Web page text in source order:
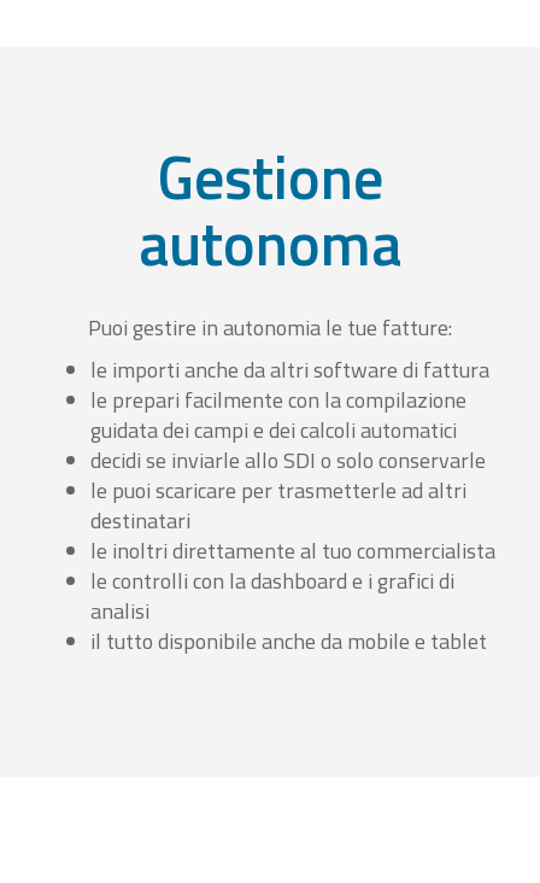
Gestione
autonoma
Puoi gestire in autonomia le tue fatture:
le importi anche da altri software di fattura
le prepari facilmente con la compilazione
guidata dei campi e dei calcoli automatici
decidi se inviarle allo SDI o solo conservarle
le puoi scaricare per trasmetterle ad altri
destinatari
le inoltri direttamente al tuo commercialista
le controlli con la dashboard e i grafici di
analisi
il tutto disponibile anche da mobile e tablet